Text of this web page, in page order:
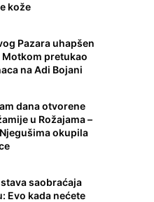
kože
Pazara uhapšen
Motkom pretukao
na Adi Bojani
dana otvorene
u Rožajama –
okupila
saobraćaja
Evo kada nećete